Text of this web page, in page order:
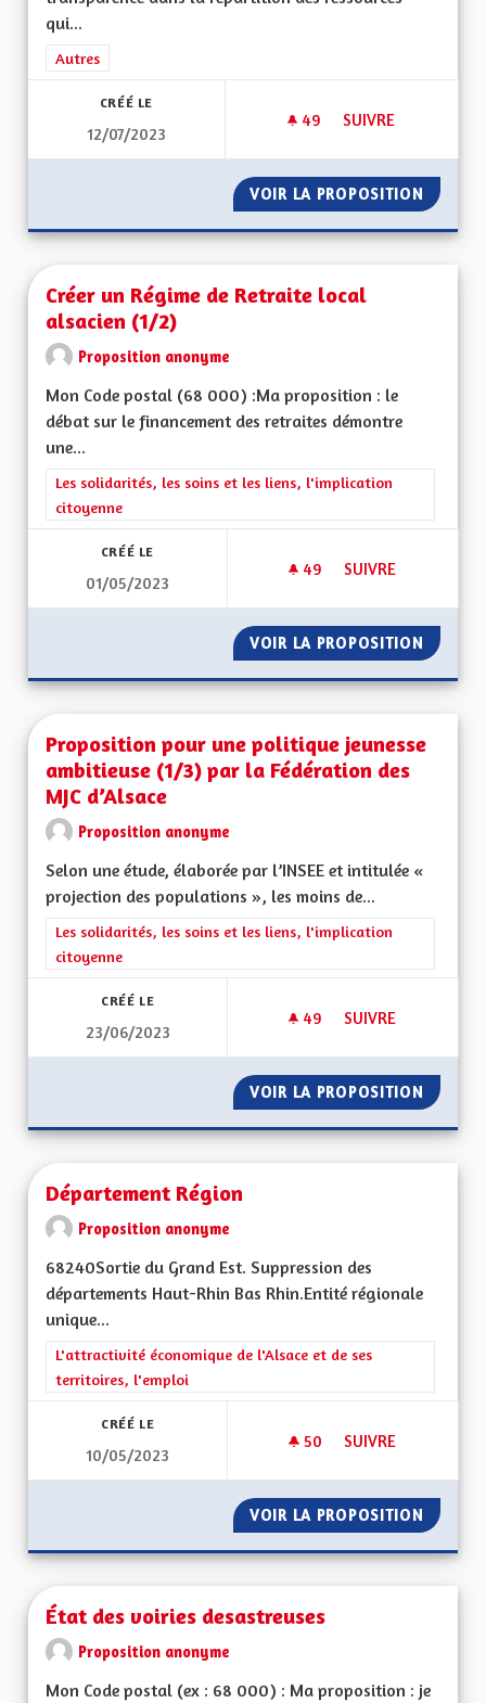
qui...
Filtrer les résultats de la catégorie : Autres
Autres
CRÉÉ LE
12/07/2023
49 49 ABONNÉS
SUIVRE
VOIR LA PROPOSITION
Créer un Régime de Retraite local
alsacien (1/2)
Proposition anonyme
Mon Code postal (68 000) :Ma proposition : le
débat sur le financement des retraites démontre
une...
Filtrer les résultats de la catégorie : Les solidarités, les soins
Les solidarités, les soins et les liens, l'implication
citoyenne
CRÉÉ LE
01/05/2023
49 49 ABONNÉS
SUIVRE
VOIR LA PROPOSITION
Proposition pour une politique jeunesse
ambitieuse (1/3) par la Fédération des
MJC d’Alsace
Proposition anonyme
Selon une étude, élaborée par l’INSEE et intitulée «
projection des populations », les moins de...
Filtrer les résultats de la catégorie : Les solidarités, les soins
Les solidarités, les soins et les liens, l'implication
citoyenne
CRÉÉ LE
23/06/2023
49 49 ABONNÉS
SUIVRE
VOIR LA PROPOSITION
Département Région
Proposition anonyme
68240Sortie du Grand Est. Suppression des
départements Haut-Rhin Bas Rhin.Entité régionale
unique...
Filtrer les résultats de la catégorie : L'attractivité
L'attractivité économique de l'Alsace et de ses
territoires, l'emploi
CRÉÉ LE
10/05/2023
50 50 ABONNÉS
SUIVRE
VOIR LA PROPOSITION
État des voiries desastreuses
Proposition anonyme
Mon Code postal (ex : 68 000) : Ma proposition : je